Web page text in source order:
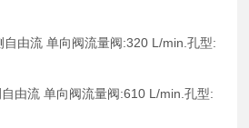
自由流 单向阀流量阀:320 L/min.孔型:
由流 单向阀流量阀:610 L/min.孔型: